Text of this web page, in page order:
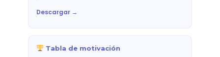
Descargar →
Tabla de motivación